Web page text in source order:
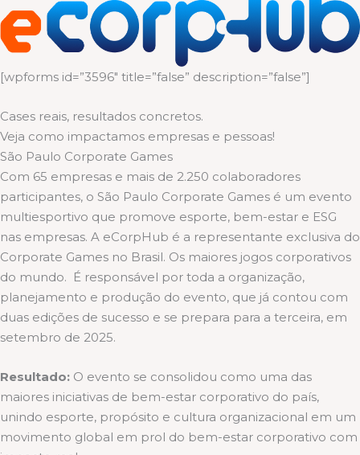
[wpforms id=”3596″ title=”false” description=”false”]
Cases reais, resultados concretos.
Veja como impactamos empresas e pessoas!
São Paulo Corporate Games
Com 65 empresas e mais de 2.250 colaboradores
participantes, o São Paulo Corporate Games é um evento
multiesportivo que promove esporte, bem-estar e ESG
nas empresas. A eCorpHub é a representante exclusiva do
Corporate Games no Brasil. Os maiores jogos corporativos
do mundo. É responsável por toda a organização,
planejamento e produção do evento, que já contou com
duas edições de sucesso e se prepara para a terceira, em
setembro de 2025.
Resultado: O evento se consolidou como uma das
maiores iniciativas de bem-estar corporativo do país,
unindo esporte, propósito e cultura organizacional em um
movimento global em prol do bem-estar corporativo com